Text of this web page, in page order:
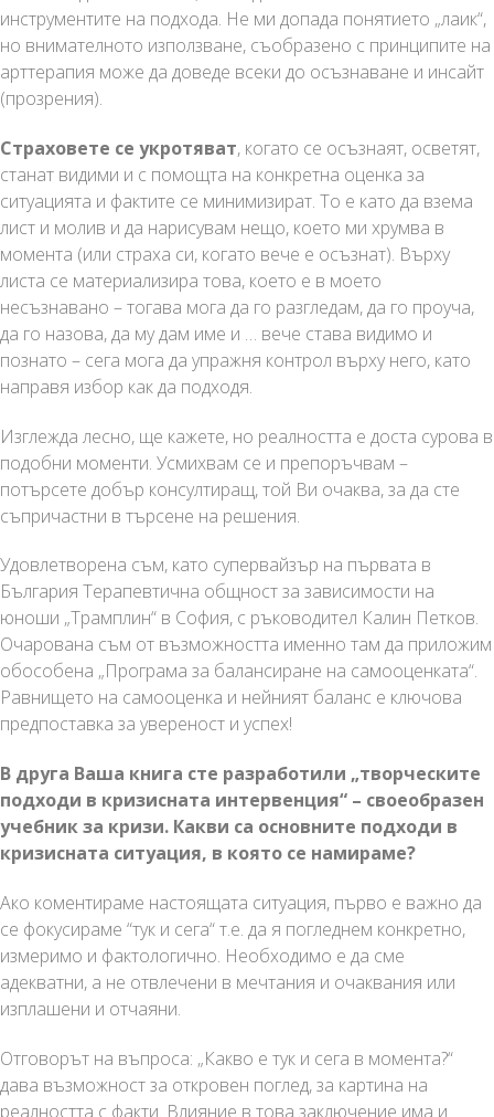
инструментите на подхода. Не ми допада понятието „лаик“,
но внимателното използване, съобразено с принципите на
арттерапия може да доведе всеки до осъзнаване и инсайт
(прозрения).
Страховете се укротяват, когато се осъзнаят, осветят,
станат видими и с помощта на конкретна оценка за
ситуацията и фактите се минимизират. То е като да взема
лист и молив и да нарисувам нещо, което ми хрумва в
момента (или страха си, когато вече е осъзнат). Върху
листа се материализира това, което е в моето
несъзнавано – тогава мога да го разгледам, да го проуча,
да го назова, да му дам име и … вече става видимо и
познато – сега мога да упражня контрол върху него, като
направя избор как да подходя.
Изглежда лесно, ще кажете, но реалността е доста сурова в
подобни моменти. Усмихвам се и препоръчвам –
потърсете добър консултиращ, той Ви очаква, за да сте
съпричастни в търсене на решения.
Удовлетворена съм, като супервайзър на първата в
България Терапевтична общност за зависимости на
юноши „Трамплин“ в София, с ръководител Калин Петков.
Очарована съм от възможността именно там да приложим
обособена „Програма за балансиране на самооценката“.
Равнището на самооценка и нейният баланс е ключова
предпоставка за увереност и успех!
В друга Ваша книга сте разработили „творческите
подходи в кризисната интервенция“ – своеобразен
учебник за кризи. Какви са основните подходи в
кризисната ситуация, в която се намираме?
Ако коментираме настоящата ситуация, първо е важно да
се фокусираме “тук и сега“ т.е. да я погледнем конкретно,
измеримо и фактологично. Необходимо е да сме
адекватни, а не отвлечени в мечтания и очаквания или
изплашени и отчаяни.
Отговорът на въпроса: „Какво е тук и сега в момента?“
дава възможност за откровен поглед, за картина на
реалността с факти. Влияние в това заключение има и